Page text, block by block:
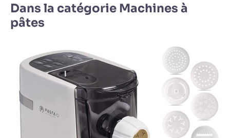
Dans la catégorie Machines à
pâtes